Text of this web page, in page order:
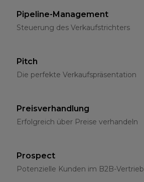
Pipeline-Management
Steuerung des Verkaufstrichters
Pitch
Die perfekte Verkaufspräsentation
Preisverhandlung
Erfolgreich über Preise verhandeln
Prospect
Potenzielle Kunden im B2B-Vertrieb